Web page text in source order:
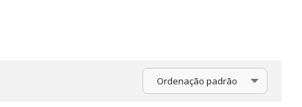
Ordenação padrão